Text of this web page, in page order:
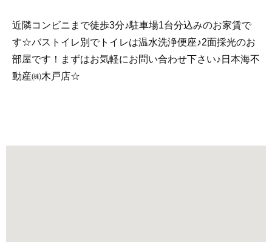
近隣コンビニまで徒歩3分♪駐車場1台分込みのお家賃で
す☆バストイレ別でトイレは温水洗浄便座♪2面採光のお
部屋です！まずはお気軽にお問い合わせ下さい♪日本海不
動産㈱木戸店☆